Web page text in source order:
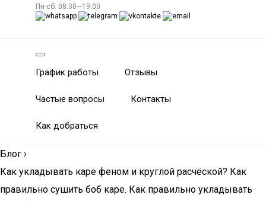
Пн-сб: 08:30—19:00
График работы Отзывы
Частые вопросы Контакты
Как добраться
Блог ›
Как укладывать каре феном и круглой расчёской? Как
правильно сушить боб каре. Как правильно укладывать